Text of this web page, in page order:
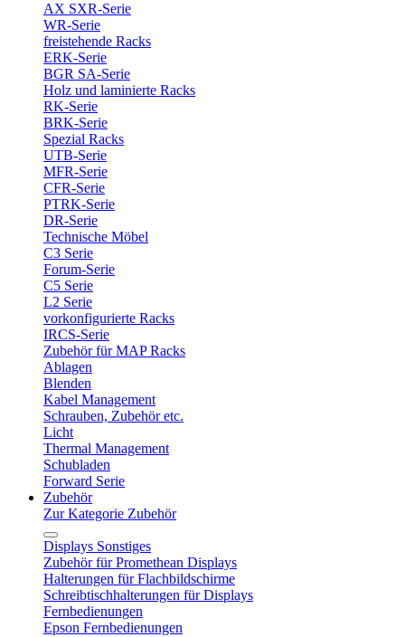
AX SXR-Serie
WR-Serie
freistehende Racks
ERK-Serie
BGR SA-Serie
Holz und laminierte Racks
RK-Serie
BRK-Serie
Spezial Racks
UTB-Serie
MFR-Serie
CFR-Serie
PTRK-Serie
DR-Serie
Technische Möbel
C3 Serie
Forum-Serie
C5 Serie
L2 Serie
vorkonfigurierte Racks
IRCS-Serie
Zubehör für MAP Racks
Ablagen
Blenden
Kabel Management
Schrauben, Zubehör etc.
Licht
Thermal Management
Schubladen
Forward Serie
Zubehör
Zur Kategorie Zubehör
Displays Sonstiges
Zubehör für Promethean Displays
Halterungen für Flachbildschirme
Schreibtischhalterungen für Displays
Fernbedienungen
Epson Fernbedienungen